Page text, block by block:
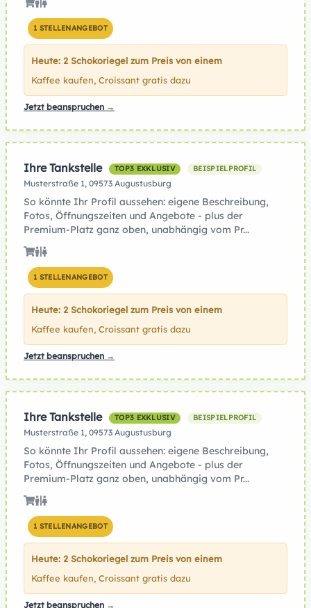
1 STELLENANGEBOT
Heute: 2 Schokoriegel zum Preis von einem
Kaffee kaufen, Croissant gratis dazu
Jetzt beanspruchen →
Ihre Tankstelle TOP3 EXKLUSIV BEISPIELPROFIL
Musterstraße 1, 09573 Augustusburg
So könnte Ihr Profil aussehen: eigene Beschreibung,
Fotos, Öffnungszeiten und Angebote - plus der
Premium-Platz ganz oben, unabhängig vom Pr...
1 STELLENANGEBOT
Heute: 2 Schokoriegel zum Preis von einem
Kaffee kaufen, Croissant gratis dazu
Jetzt beanspruchen →
Ihre Tankstelle TOP3 EXKLUSIV BEISPIELPROFIL
Musterstraße 1, 09573 Augustusburg
So könnte Ihr Profil aussehen: eigene Beschreibung,
Fotos, Öffnungszeiten und Angebote - plus der
Premium-Platz ganz oben, unabhängig vom Pr...
1 STELLENANGEBOT
Heute: 2 Schokoriegel zum Preis von einem
Kaffee kaufen, Croissant gratis dazu
Jetzt beanspruchen →